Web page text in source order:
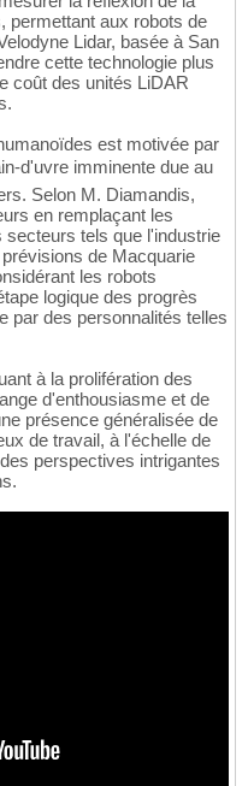
permettant aux robots de
Lidar, basée à San
cette technologie plus
coût des unités LiDAR
est motivée par
d'uvre imminente due au
Selon M. Diamandis,
en remplaçant les
tels que l'industrie
de Macquarie
les robots
logique des progrès
par des personnalités telles
à la prolifération des
d'enthousiasme et de
présence généralisée de
de travail, à l'échelle de
perspectives intrigantes